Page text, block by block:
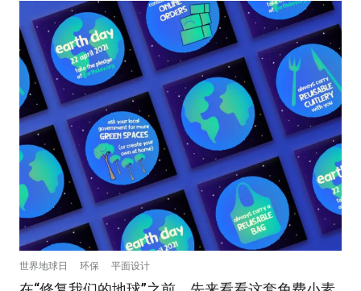
世界地球日 环保 平面设计